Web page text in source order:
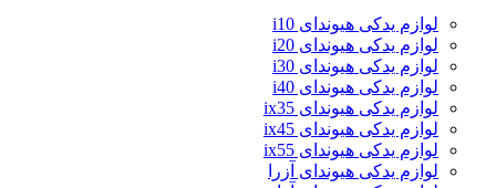
لوازم یدکی هیوندای i10
لوازم یدکی هیوندای i20
لوازم یدکی هیوندای i30
لوازم یدکی هیوندای i40
لوازم یدکی هیوندای ix35
لوازم یدکی هیوندای ix45
لوازم یدکی هیوندای ix55
لوازم یدکی هیوندای آزرا